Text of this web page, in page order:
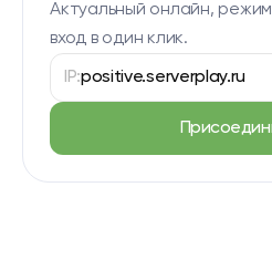
Актуальный онлайн,
вход в один клик.
IP:positive.serverplay.ru